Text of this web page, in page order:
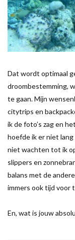
Dat wordt optimaal
droombestemming,
te gaan. Mijn
citytrips en
ik de foto’s zag en
hoefde ik er niet
niet wachten tot ik
slippers en
balans met de
immers ook tijd voor
En, wat is jouw